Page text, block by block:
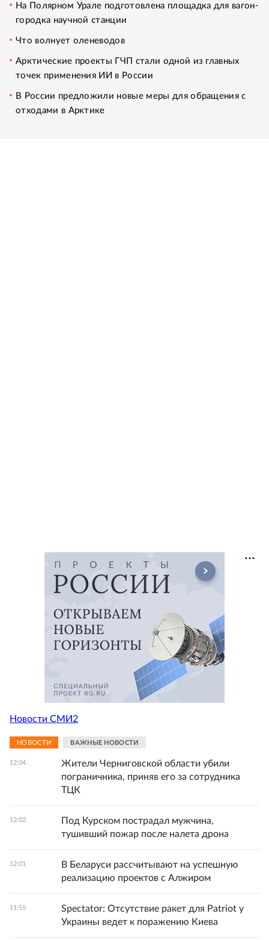
На Полярном Урале подготовлена площадка для вагон-
городка научной станции
Что волнует оленеводов
Арктические проекты ГЧП стали одной из главных
точек применения ИИ в России
В России предложили новые меры для обращения с
отходами в Арктике
Новости СМИ2
НОВОСТИ ВАЖНЫЕ НОВОСТИ
12:04
Жители Черниговской области убили
пограничника, приняв его за сотрудника
ТЦК
12:02
Под Курском пострадал мужчина,
тушивший пожар после налета дрона
12:01
В Беларуси рассчитывают на успешную
реализацию проектов с Алжиром
11:55
Spectator: Отсутствие ракет для Patriot у
Украины ведет к поражению Киева